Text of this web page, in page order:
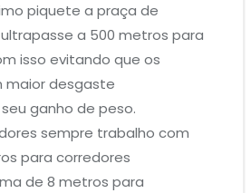
piquete a praça de
a 500 metros para
isso evitando que os
maior desgaste
ganho de peso.
sempre trabalho com
para corredores
de 8 metros para